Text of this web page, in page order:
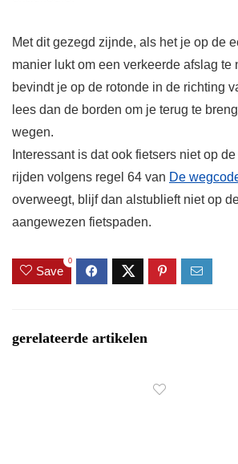
Met dit gezegd zijnde, als het je op de
manier lukt om een ​​verkeerde afslag te
bevindt je op de rotonde in de richting
lees dan de borden om je terug te
wegen.
Interessant is dat ook fietsers niet op
rijden volgens regel 64 van De
overweegt, blijf dan alstublieft niet op
aangewezen fietspaden.
Save
0
gerelateerde artikelen